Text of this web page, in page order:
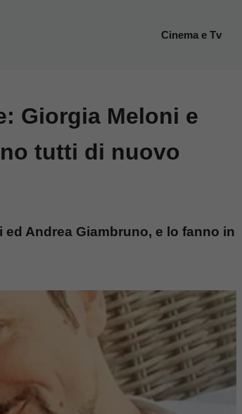
Cinema e Tv
Giorgia Meloni e
tutti di nuovo
Andrea Giambruno, e lo fanno in